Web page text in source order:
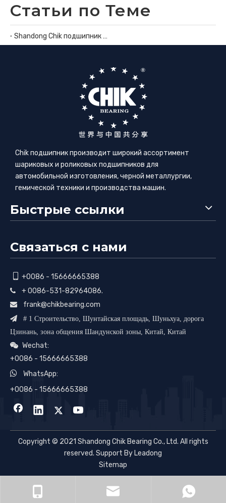
Статьи по Теме
Shandong Chik подшипник Co., Ltd.
Chik подшипник производит широкий ассортимент
шариковых и роликовых подшипников для
автомобильной изготовления, черной металлургии,
гемической техники и производства машин.
Быстрые ссылки
Связаться с нами
+0086 - 15666665388
 + 0086-531-82964086.
 frank@chikbearing.com
 # 1 Строительство, Шунтайская площадь, Шуньхуа, дорога
Цзинань, зона общения Шандунской зоны, Китай, Китай
 Wechat:
+0086 - 15666665388
 WhatsApp:
+0086 - 15666665388
Copyright © 2021 Shandong Chik Bearing Co., Ltd. All rights
reserved. Support By Leadong
Sitemap